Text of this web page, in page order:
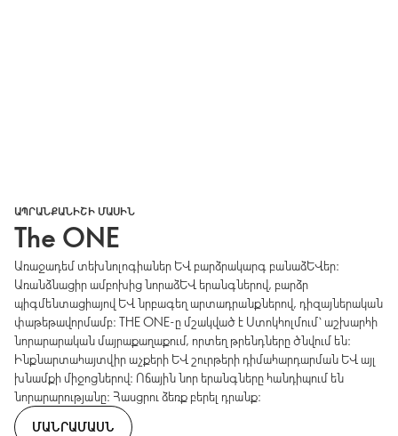
ԱՊՐԱՆՔԱՆԻՇԻ ՄԱՍԻՆ
The ONE
Առաջադեմ տեխնոլոգիաներ և բարձրակարգ բանաձևեր։
Առանձնացիր ամբոխից նորաձև երանգներով, բարձր
պիգմենտացիայով և նրբագեղ արտադրանքներով, դիզայներական
փաթեթավորմամբ։ THE ONE-ը մշակված է Ստոկհոլմում՝ աշխարհի
նորարարական մայրաքաղաքում, որտեղ թրենդները ծնվում են։
Ինքնարտահայտվիր աչքերի և շուրթերի դիմահարդարման և այլ
խնամքի միջոցներով։ Ոճային նոր երանգները հանդիպում են
նորարարությանը։ Հասցրու ձեռք բերել դրանք։
ՄԱՆՐԱՄԱՍՆ